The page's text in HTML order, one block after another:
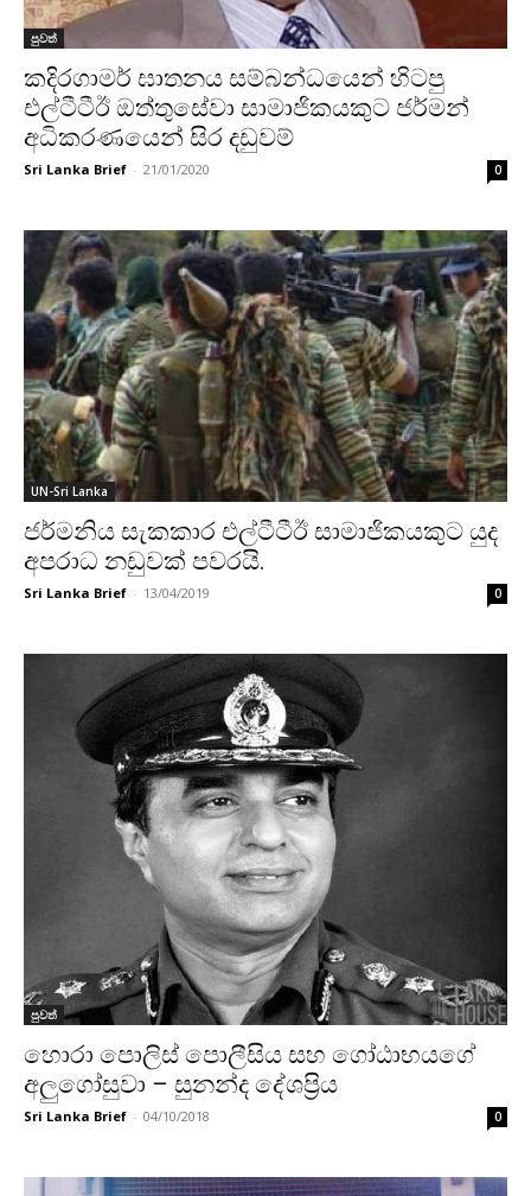
පුවත්
කදිරගාමර් ඝාතනය සම්බන්ධයෙන් හිටපු
එල්ටීටීඊ ඔත්තුසේවා සාමාජිකයකුට ජර්මන්
අධිකරණයෙන් සිර දඩුවම්
Sri Lanka Brief - 21/01/2020 0
UN-Sri Lanka
ජර්මනිය සැකකාර එල්ටීටීඊ සාමාජිකයකුට යුද
අපරාධ නඩුවක් පවරයි.
Sri Lanka Brief - 13/04/2019 0
පුවත්
හොරා පොලිස් පොලීසිය සහ ගෝඨාභයගේ
අලුගෝසුවා – සුනන්ද දේශප්‍රිය
Sri Lanka Brief - 04/10/2018 0